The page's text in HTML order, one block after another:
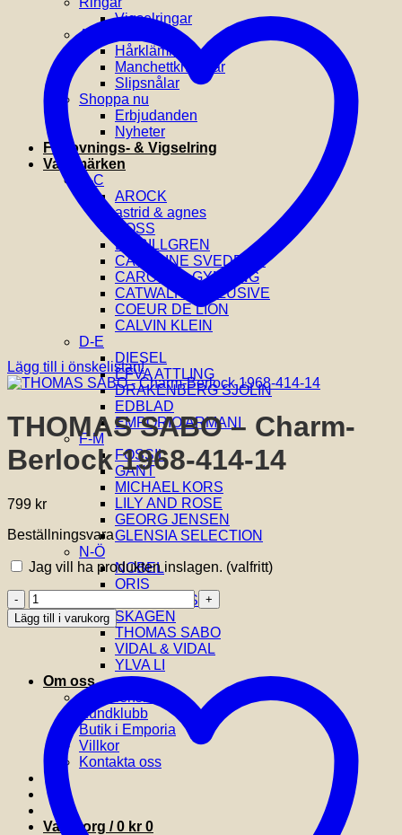
Vigselringar
Accessoarer
Hårklämmor
Manchettknappar
Slipsnålar
Shoppa nu
Erbjudanden
Nyheter
Förlovnings- & Vigselring
Varumärken
A-C
AROCK
astrid & agnes
BOSS
BY BILLGREN
CAROLINE SVEDBOM
CAROLINA GYNNING
CATWALK EXCLUSIVE
COEUR DE LION
CALVIN KLEIN
D-E
DIESEL
EFVA ATTLING
DRAKENBERG SJÖLIN
EDBLAD
EMPORIO ARMANI
F-M
FOSSIL
GANT
MICHAEL KORS
LILY AND ROSE
GEORG JENSEN
GLENSIA SELECTION
N-Ö
NOBEL
ORIS
SIF JAKOBS
SKAGEN
THOMAS SABO
VIDAL & VIDAL
YLVA LI
Om oss
Om Glensia
Kundklubb
Butik i Emporia
Villkor
Kontakta oss
Varukorg /0 kr 0
Lägg till i önskelistan!
THOMAS SABO – Charm-
Berlock 1968-414-14
799 kr
Beställningsvara
Jag vill ha produkten inslagen. (valfritt)
THOMAS
SABO
-
1968-
mängd
Lägg till i varukorg